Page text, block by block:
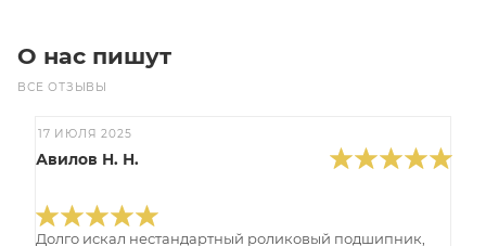
О нас пишут
ВСЕ ОТЗЫВЫ
17 ИЮЛЯ 2025
Авилов Н. Н.
Долго искал нестандартный роликовый подшипник,